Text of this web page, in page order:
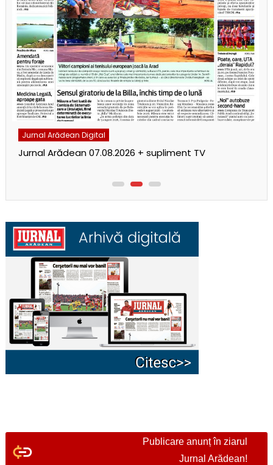
Jurnal Arădean Digital
Jurnal Arădean 07.08.2026 + supliment TV
Publicare anunț în ziarul
Jurnal Arădean!